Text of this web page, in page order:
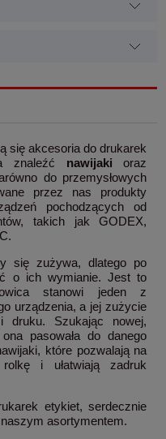
się akcesoria do drukarek
znaleźć nawijaki oraz
do przemysłowych
przez nas produkty
pochodzących od
takich jak GODEX,
się zużywa, dlatego po
o ich wymianie. Jest to
stanowi jeden z
urządzenia, a jej zużycie
druku. Szukając nowej,
pasowała do danego
które pozwalają na
i ułatwiają zadruk
etykiet, serdecznie
asortymentem.